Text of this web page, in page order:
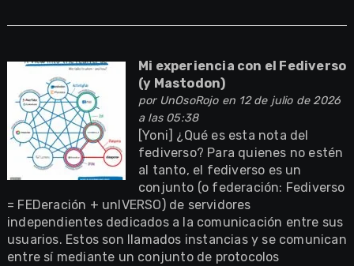
Mi experiencia con el Fediverso
(y Mastodon)
por UnOsoRojoen 12 de julio de 2026
a las 05:38
[Yoni] ¿Qué es esta nota del
fediverso? Para quienes no estén
al tanto, el fediverso es un
conjunto (o federación: Fediverso
= FEDeración + unIVERSO) de servidores
independientes dedicados a la comunicación entre sus
usuarios. Estos son llamados instancias y se comunican
entre sí mediante un conjunto de protocolos